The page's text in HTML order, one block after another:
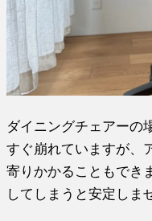
ダイニングチェアーの
すぐ崩れていますが、
寄りかかることもでき
してしまうと安定しま